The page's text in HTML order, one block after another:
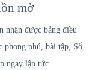
mở
nhận được bảng điều
phong phú, bài tập, Sổ
ngay lập tức.